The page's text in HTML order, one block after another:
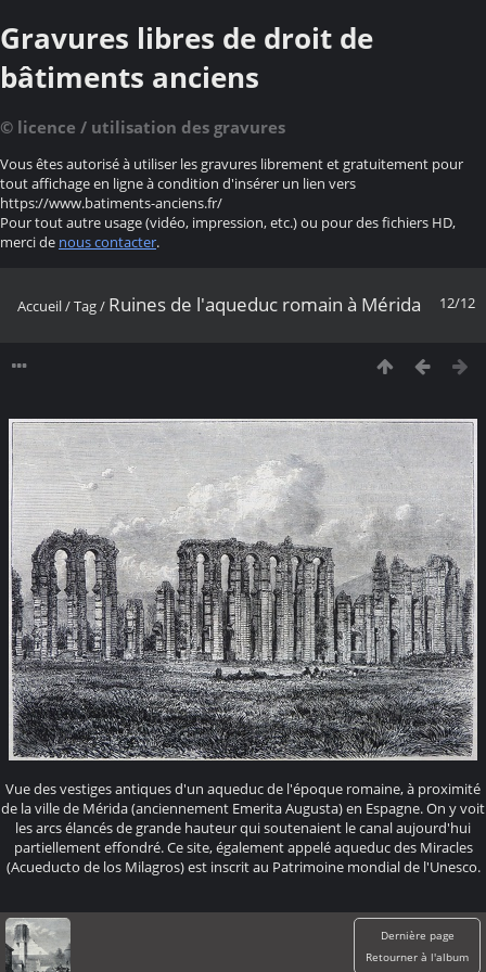
Gravures libres de droit de
bâtiments anciens
© licence / utilisation des gravures
Vous êtes autorisé à utiliser les gravures librement et gratuitement pour
tout affichage en ligne à condition d'insérer un lien vers
https://www.batiments-anciens.fr/
Pour tout autre usage (vidéo, impression, etc.) ou pour des fichiers HD,
merci de nous contacter.
12/12
Accueil/Tag/ Ruines de l'aqueduc romain à Mérida
Vue des vestiges antiques d'un aqueduc de l'époque romaine, à proximité
de la ville de Mérida (anciennement Emerita Augusta) en Espagne. On y voit
les arcs élancés de grande hauteur qui soutenaient le canal aujourd'hui
partiellement effondré. Ce site, également appelé aqueduc des Miracles
(Acueducto de los Milagros) est inscrit au Patrimoine mondial de l'Unesco.
Dernière page
Retourner à l'album